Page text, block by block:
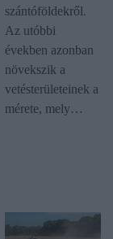
szántóföldekről.
Az utóbbi
években azonban
növekszik a
vetésterületeinek a
mérete, mely…